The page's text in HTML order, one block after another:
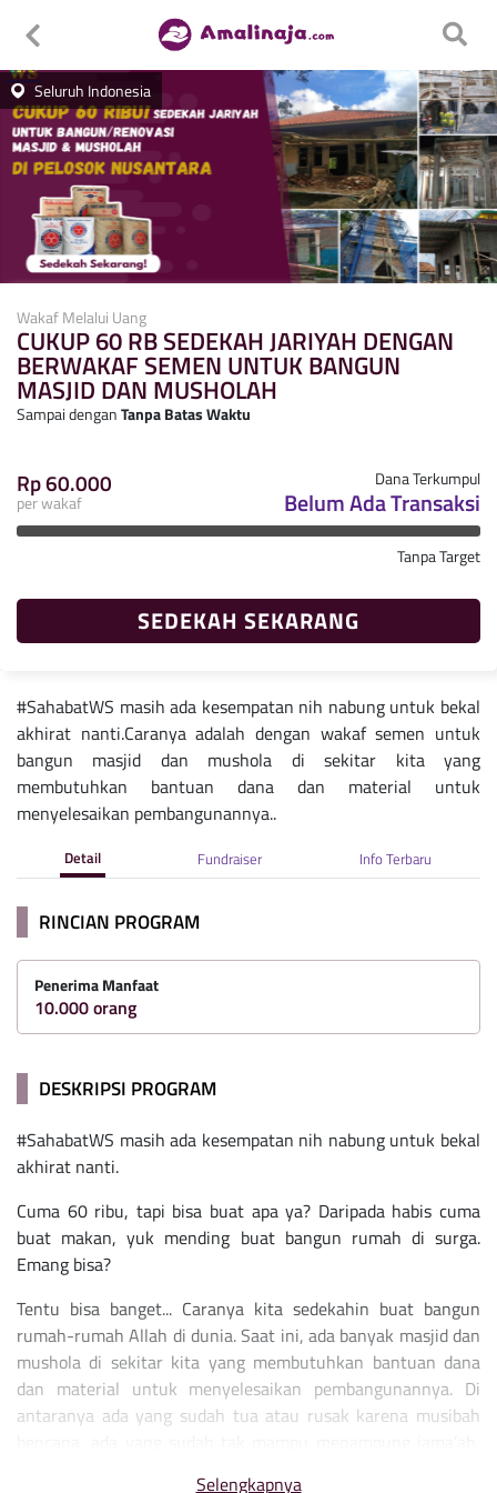
Seluruh Indonesia
Wakaf Melalui Uang
CUKUP 60 RB SEDEKAH JARIYAH DENGAN
BERWAKAF SEMEN UNTUK BANGUN
MASJID DAN MUSHOLAH
Sampai denganTanpa Batas Waktu
Rp 60.000
per wakaf
Dana Terkumpul
Belum Ada Transaksi
Tanpa Target
SEDEKAH SEKARANG
#SahabatWS masih ada kesempatan nih nabung untuk bekal
akhirat nanti.Caranya adalah dengan wakaf semen untuk
bangun masjid dan mushola di sekitar kita yang
membutuhkan bantuan dana dan material untuk
menyelesaikan pembangunannya..
Detail Fundraiser Info Terbaru
RINCIAN PROGRAM
Penerima Manfaat
10.000 orang
DESKRIPSI PROGRAM
#SahabatWS masih ada kesempatan nih nabung untuk bekal
akhirat nanti.
Cuma 60 ribu, tapi bisa buat apa ya? Daripada habis cuma
buat makan, yuk mending buat bangun rumah di surga.
Emang bisa?
Tentu bisa banget... Caranya kita sedekahin buat bangun
rumah-rumah Allah di dunia. Saat ini, ada banyak masjid dan
mushola di sekitar kita yang membutuhkan bantuan dana
dan material untuk menyelesaikan pembangunannya. Di
antaranya ada yang sudah tua atau rusak karena musibah
Selengkapnya